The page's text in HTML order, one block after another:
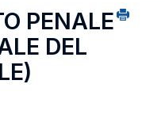
PENALE
DEL